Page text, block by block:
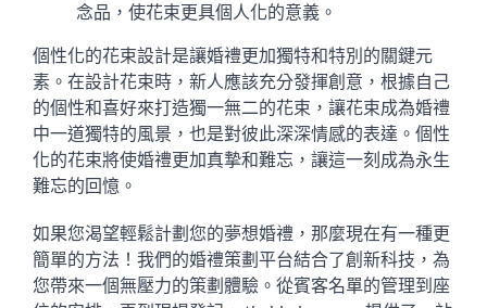
念品，使花束更具個人化的意義。
個性化的花束設計是讓婚禮更加獨特和特別的關鍵元
素。在設計花束時，新人應該充分發揮創意，根據自己
的個性和喜好來打造獨一無二的花束，讓花束成為婚禮
中一道獨特的風景，也是對彼此深深情感的表達。個性
化的花束將使婚禮更加真摯和難忘，讓這一刻成為永生
難忘的回憶。
如果您渴望輕鬆計劃您的夢想婚禮，那麼現在有一種更
簡單的方法！我們的婚禮策劃平台結合了創新科技，為
您帶來一個無壓力的策劃體驗。從賓客名單的管理到座